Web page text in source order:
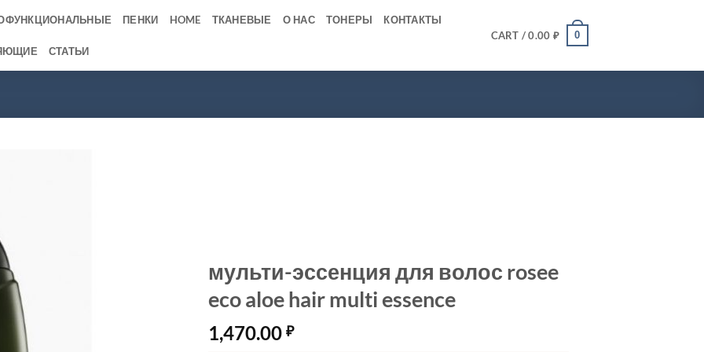
ПЕНКИ HOME ТКАНЕВЫЕ О НАС ТОНЕРЫ КОНТАКТЫ
СТАТЬИ
CART /0.00 ₽ 0
мульти-эссенция для волос rosee
eco aloe hair multi essence
1,470.00 ₽